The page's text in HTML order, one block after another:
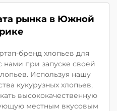
рынка в Южной
бренд хлопьев для
нами при запуске своей
Используя нашу
кукурузных хлопьев,
высококачественную
местным вкусовым